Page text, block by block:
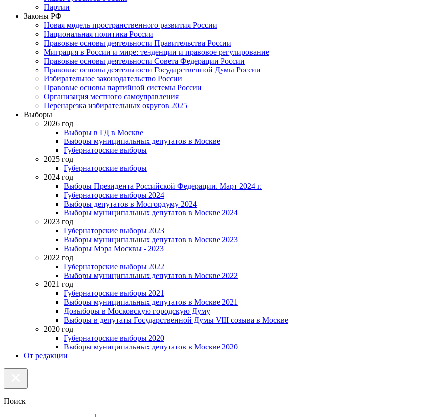
Партии
Законы РФ
Новая модель пространственного развития России
Национальная политика России
Правовые основы деятельности Правительства России
Миграция в России и мире: тенденции и правовое регулирование
Правовые основы деятельности Совета Федерации России
Правовые основы деятельности Государственной Думы России
Избирательное законодательство России
Правовые основы партийной системы России
Организация местного самоуправления
Перенарезка избирательных округов 2025
Выборы
2026 год
Выборы в ГД в Москве
Выборы муниципальных депутатов в Москве
Губернаторские выборы
2025 год
Губернаторские выборы
2024 год
Выборы Президента Российской Федерации. Март 2024 г.
Губернаторские выборы 2024
Выборы депутатов в Мосгордуму 2024
Выборы муниципальных депутатов в Москве 2024
2023 год
Губернаторские выборы 2023
Выборы муниципальных депутатов в Москве 2023
Выборы Мэра Москвы - 2023
2022 год
Губернаторские выборы 2022
Выборы муниципальных депутатов в Москве 2022
2021 год
Губернаторские выборы 2021
Выборы муниципальных депутатов в Москве 2021
Довыборы в Московскую городскую Думу
Выборы в депутаты Государственной Думы VIII созыва в Москве
2020 год
Губернаторские выборы 2020
Выборы муниципальных депутатов в Москве 2020
От редакции
Поиск